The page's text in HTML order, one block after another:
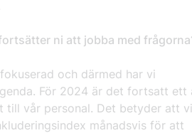
ni att jobba med
och därmed har vi
För 2024 är det fortsatt ett
till vår personal. Det betyder att vi
månadsvis för att